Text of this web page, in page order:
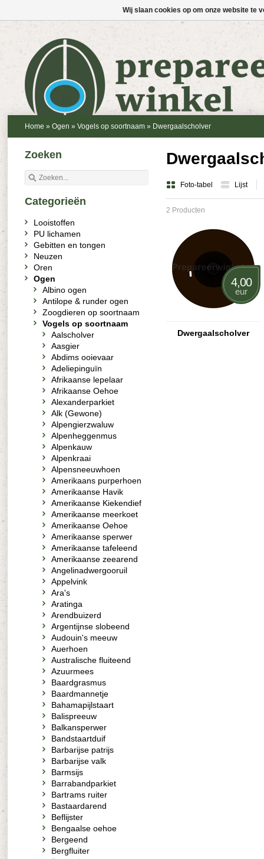
Home » Ogen » Vogels op soortnaam » Dwergaalscholver
Foto-tabel Lijst
2 Producten
4,00
eur
Dwergaalscholver
Zoeken
Categorieën
Looistoffen
PU lichamen
Gebitten en tongen
Neuzen
Oren
Ogen
Albino ogen
Antilope & runder ogen
Zoogdieren op soortnaam
Vogels op soortnaam
Aalscholver
Aasgier
Abdims ooievaar
Adeliepinguïn
Afrikaanse lepelaar
Afrikaanse Oehoe
Alexanderparkiet
Alk (Gewone)
Alpengierzwaluw
Alpenheggenmus
Alpenkauw
Alpenkraai
Alpensneeuwhoen
Amerikaans purperhoen
Amerikaanse Havik
Amerikaanse Kiekendief
Amerikaanse meerkoet
Amerikaanse Oehoe
Amerikaanse sperwer
Amerikaanse tafeleend
Amerikaanse zeearend
Angelinadwergooruil
Appelvink
Ara's
Aratinga
Arendbuizerd
Argentijnse slobeend
Audouin's meeuw
Auerhoen
Australische fluiteend
Azuurmees
Baardgrasmus
Baardmannetje
Bahamapijlstaart
Balispreeuw
Balkansperwer
Bandstaartduif
Barbarijse patrijs
Barbarijse valk
Barmsijs
Barrabandparkiet
Bartrams ruiter
Bastaardarend
Beflijster
Bengaalse oehoe
Bergeend
Bergfluiter
Wij slaan cookies op om onze website te